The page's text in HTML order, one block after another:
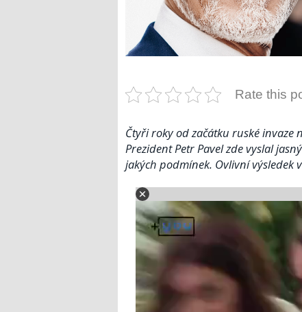
Rate this
Čtyři roky od začátku ruské invaze
Prezident Petr Pavel zde vyslal
jakých podmínek. Ovlivní výsledek